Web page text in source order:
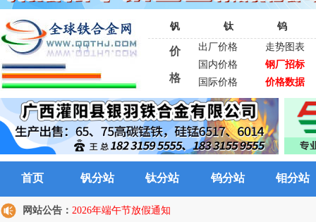
钒 钛 钨
价
格
出厂价格
走势图表
国内价格
钢厂招标
国际价格
价格数据
首页 钒分站 钛分站 钨分站 钼分站
网站公告： 2026年端午节放假通知